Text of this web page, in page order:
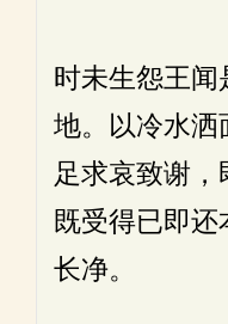
时未生怨王闻
地。以冷水洒
足求哀致谢，
既受得已即
长净。